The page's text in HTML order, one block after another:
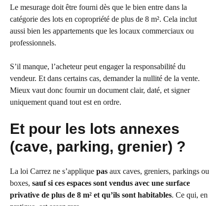
Le mesurage doit être fourni dès que le bien entre dans la
catégorie des lots en copropriété de plus de 8 m². Cela inclut
aussi bien les appartements que les locaux commerciaux ou
professionnels.
S’il manque, l’acheteur peut engager la responsabilité du
vendeur. Et dans certains cas, demander la nullité de la vente.
Mieux vaut donc fournir un document clair, daté, et signer
uniquement quand tout est en ordre.
Et pour les lots annexes
(cave, parking, grenier) ?
La loi Carrez ne s’applique pas aux caves, greniers, parkings ou
boxes, sauf si ces espaces sont vendus avec une surface
privative de plus de 8 m² et qu’ils sont habitables. Ce qui, en